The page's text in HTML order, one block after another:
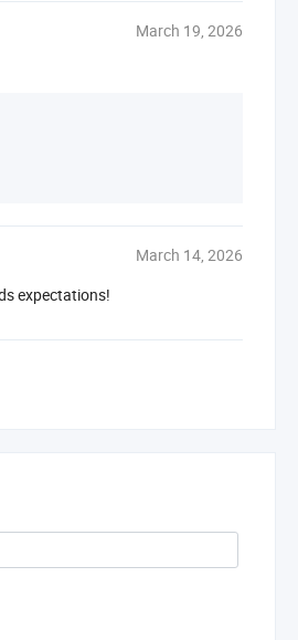
March 19, 2026
March 14, 2026
expectations!